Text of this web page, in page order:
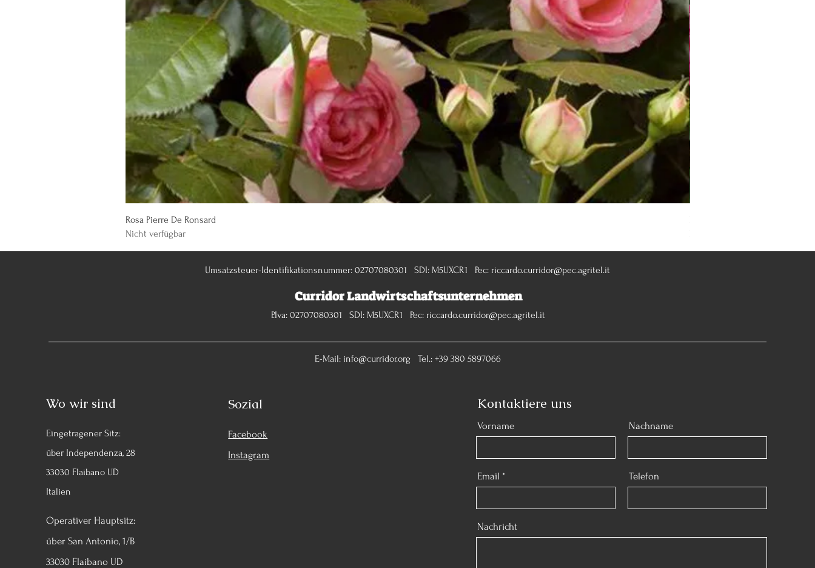
Rosa Pierre De Ronsard
Nicht verfügbar
Umsatzsteuer-Identifikationsnummer: 02707080301 SDI: M5UXCR1 Pec: riccardo.curridor@pec.agritel.it
Curridor Landwirtschaftsunternehmen
P.Iva: 02707080301 SDI: M5UXCR1 Pec: riccardo.curridor@pec.agritel.it
E-Mail: info@curridor.orgTel.: +39 380 5897066
Wo wir sind
Eingetragener Sitz:
über Independenza, 28
33030 Flaibano UD
Italien
Operativer Hauptsitz:
über San Antonio, 1/B
33030 Flaibano UD
Sozial
Facebook
Instagram
Kontaktiere uns
Vorname Nachname
Email Telefon
Nachricht